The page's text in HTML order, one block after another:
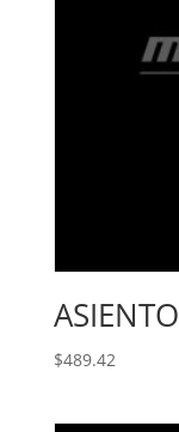
ASIENTO
$489.42